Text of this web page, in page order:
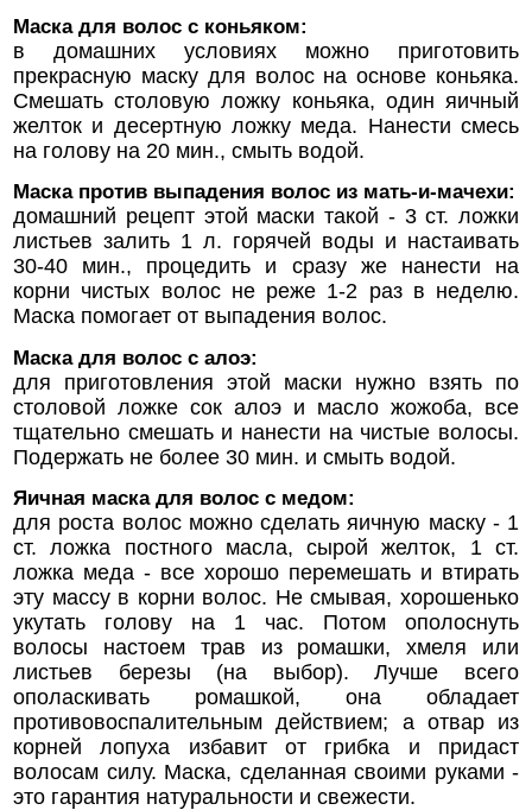
Маска для волос с коньяком:
в домашних условиях можно приготовить
прекрасную маску для волос на основе коньяка.
Смешать столовую ложку коньяка, один яичный
желток и десертную ложку меда. Нанести смесь
на голову на 20 мин., смыть водой.
Маска против выпадения волос из мать-и-мачехи:
домашний рецепт этой маски такой - 3 ст. ложки
листьев залить 1 л. горячей воды и настаивать
30-40 мин., процедить и сразу же нанести на
корни чистых волос не реже 1-2 раз в неделю.
Маска помогает от выпадения волос.
Маска для волос с алоэ:
для приготовления этой маски нужно взять по
столовой ложке сок алоэ и масло жожоба, все
тщательно смешать и нанести на чистые волосы.
Подержать не более 30 мин. и смыть водой.
Яичная маска для волос с медом:
для роста волос можно сделать яичную маску - 1
ст. ложка постного масла, сырой желток, 1 ст.
ложка меда - все хорошо перемешать и втирать
эту массу в корни волос. Не смывая, хорошенько
укутать голову на 1 час. Потом ополоснуть
волосы настоем трав из ромашки, хмеля или
листьев березы (на выбор). Лучше всего
ополаскивать ромашкой, она обладает
противовоспалительным действием; а отвар из
корней лопуха избавит от грибка и придаст
волосам силу. Маска, сделанная своими руками -
это гарантия натуральности и свежести.